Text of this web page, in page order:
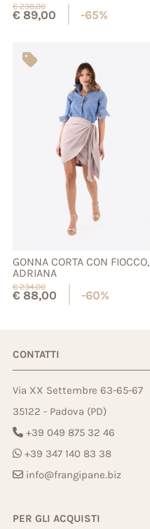
€238,00
€89,00 -65%
GONNA CORTA CON FIOCCO,
ADRIANA
€234,00
€88,00 -60%
CONTATTI
Via XX Settembre 63-65-67
35122 - Padova (PD)
+39 049 875 32 46
+39 347 140 83 38
info@frangipane.biz
PER GLI ACQUISTI